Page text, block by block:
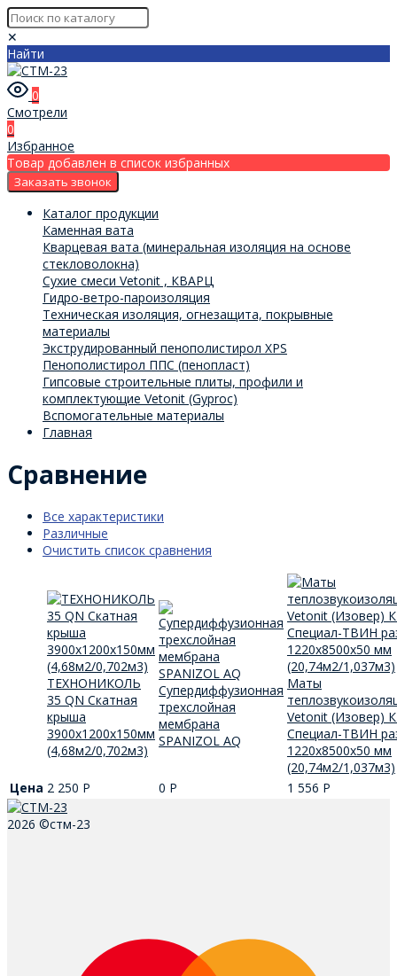
✕
Найти
0
Смотрели
0
Избранное
Товар добавлен в список избранных
Заказать звонок
Каталог продукции
Каменная вата
Кварцевая вата (минеральная изоляция на основе
стекловолокна)
Сухие смеси Vetonit , КВАРЦ
Гидро-ветро-пароизоляция
Техническая изоляция, огнезащита, покрывные
материалы
Экструдированный пенополистирол XPS
Пенополистирол ППС (пенопласт)
Гипсовые строительные плиты, профили и
комплектующие Vetonit (Gyproc)
Вспомогательные материалы
Главная
Сравнение
Все характеристики
Различные
Очистить список сравнения
ТЕХНОНИКОЛЬ
35 QN Скатная
крыша
3900x1200x150мм
(4,68м2/0,702м3)
Супердиффузионная
трехслойная
мембрана
SPANIZOL АQ
Маты
Vetonit (Изовер)
Специал-ТВИН
1220х8500х50 мм
(20,74м2/1,037м3)
Цена 2 250 Р 0 Р 1 556 Р
2026 ©стм-23